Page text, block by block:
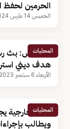
الحرمين لحفظ
الخميس 14 مارس 2024
المحليات
السديس: بث
هدف ديني
الأربعاء 6 سبتمبر 2023
المحليات
وزير الخارجية
ويطالب